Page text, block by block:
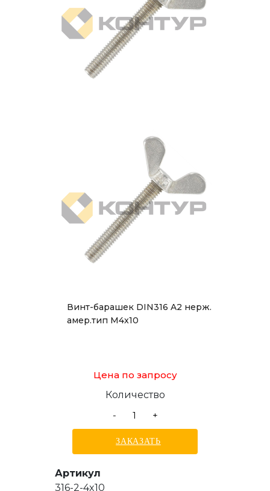
Винт-барашек DIN316 A2 нерж.
амер.тип М4x10
Цена по запросу
Количество
-
+
ЗАКАЗАТЬ
Артикул
316-2-4x10